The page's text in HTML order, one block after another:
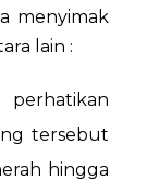
menyimak
lain :
tersebut
hingga